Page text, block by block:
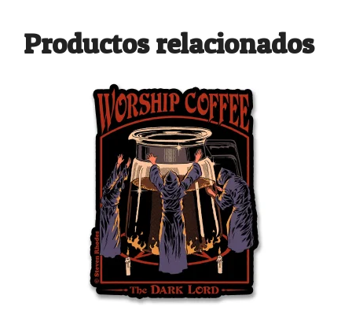
Productos relacionados